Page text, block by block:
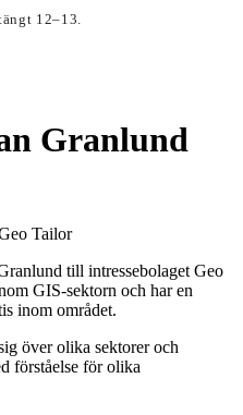
12–13.
Granlund
till intressebolaget Geo
GIS-sektorn och har en
inom området.
över olika sektorer och
förståelse för olika